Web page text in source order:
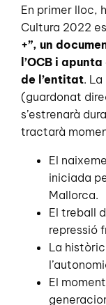
En primer lloc,
Cultura 2022
+”, un
l’OCB i
de l’entitat.
(guardonat
s’estrenarà
tractarà
El
iniciada
Mallorca.
El treball
repressió
La
El